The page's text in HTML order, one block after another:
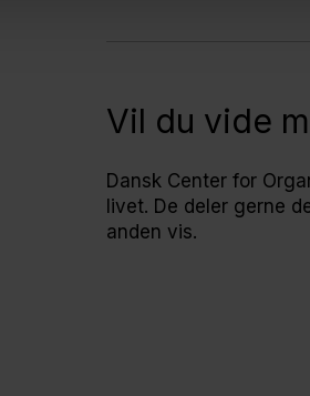
Vil du vide
Dansk Center for
livet. De deler gerne
anden vis.